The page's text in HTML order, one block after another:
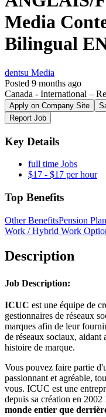
Media
Bilingual
dentsu Media
Posted 9 months ago
Canada - International –
Apply on Company Site
Report Job
Key Details
full time Jobs
$17 - $17 per hour
Top Benefits
Other BenefitsPension
Work / Hybrid Work
Description
Job Description:
ICUC est une équipe de
gestionnaires de réseaux
marques afin de leur
de réseaux sociaux,
histoire de marque.
Vous pouvez faire partie
passionnant et agréable,
vous. ICUC est une
depuis sa création en
monde entier que